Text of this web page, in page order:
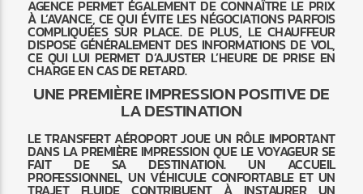
AGENCE PERMET ÉGALEMENT DE CONNAÎTRE LE PRIX
À L’AVANCE, CE QUI ÉVITE LES NÉGOCIATIONS PARFOIS
COMPLIQUÉES SUR PLACE. DE PLUS, LE CHAUFFEUR
DISPOSE GÉNÉRALEMENT DES INFORMATIONS DE VOL,
CE QUI LUI PERMET D’AJUSTER L’HEURE DE PRISE EN
CHARGE EN CAS DE RETARD.
UNE PREMIÈRE IMPRESSION POSITIVE DE
LA DESTINATION
LE TRANSFERT AÉROPORT JOUE UN RÔLE IMPORTANT
DANS LA PREMIÈRE IMPRESSION QUE LE VOYAGEUR SE
FAIT DE SA DESTINATION. UN ACCUEIL
PROFESSIONNEL, UN VÉHICULE CONFORTABLE ET UN